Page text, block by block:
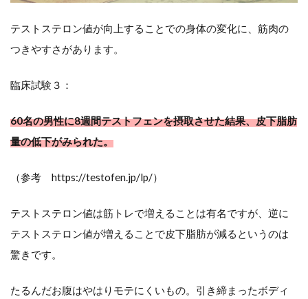
値
高
い
成
分
テストステロン値が向上することでの身体の変化に、筋肉の
つきやすさがあります。
臨床試験３：
60名の男性に8週間テストフェンを摂取させた結果、皮下脂肪
量の低下がみられた。
（参考 https://testofen.jp/lp/）
テストステロン値は筋トレで増えることは有名ですが、逆に
テストステロン値が増えることで皮下脂肪が減るというのは
驚きです。
たるんだお腹はやはりモテにくいもの。引き締まったボディ